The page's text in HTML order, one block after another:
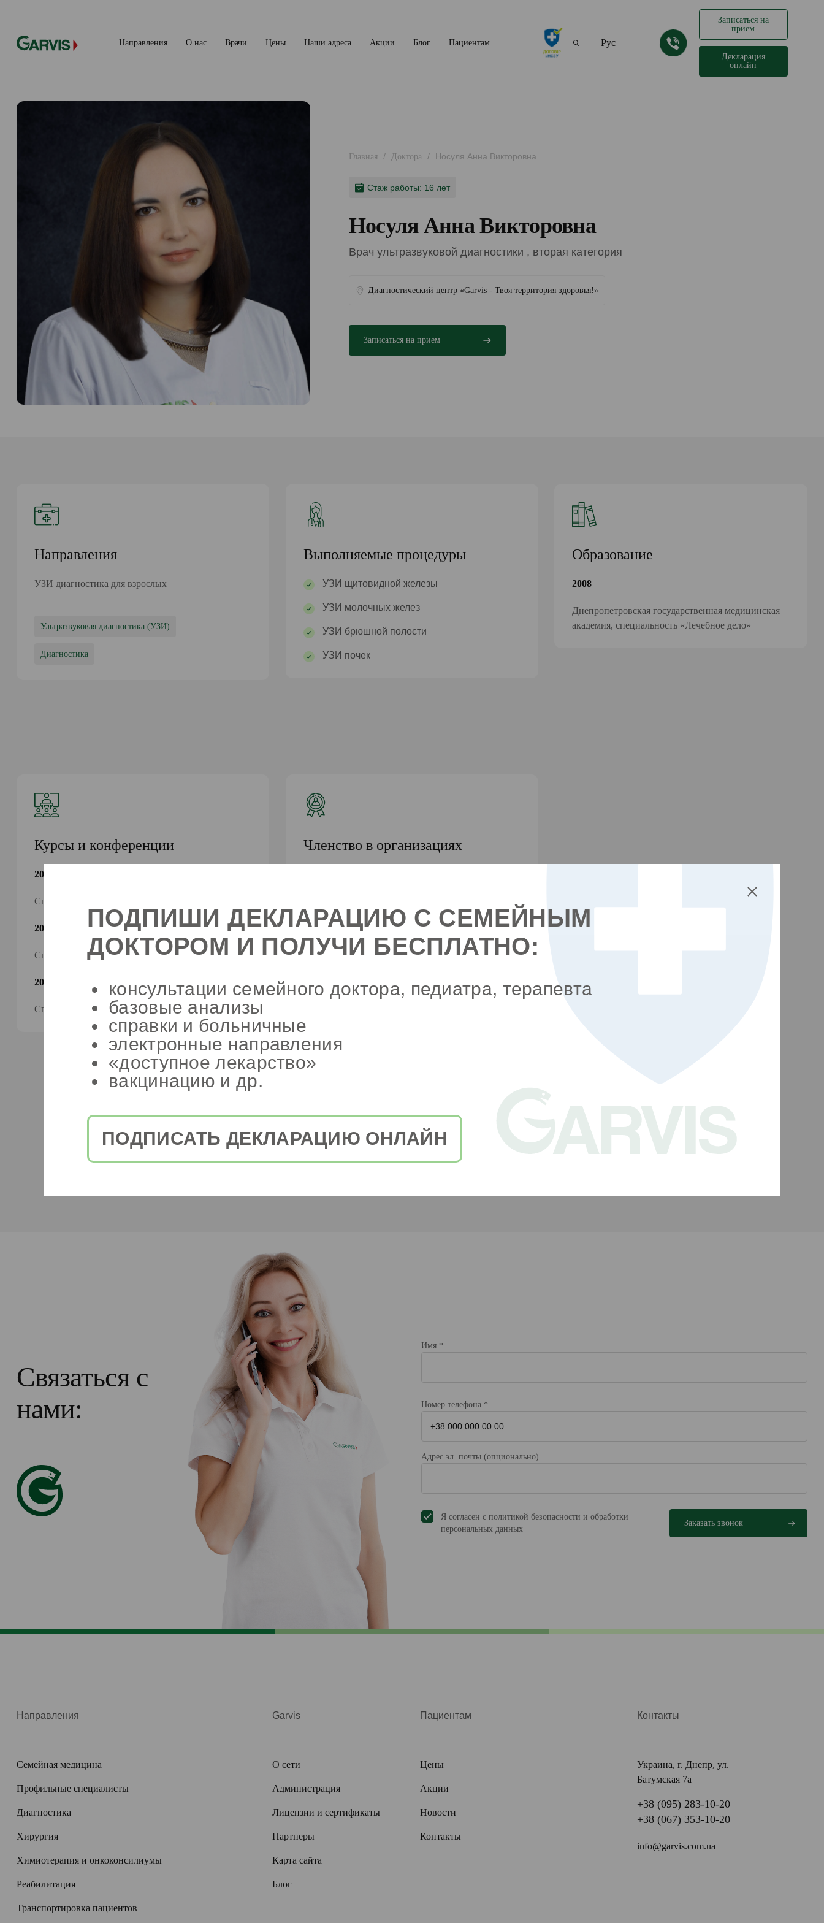
Направления О нас Врачи Цены Наши адреса Акции Блог Пациентам Рус
Записаться на
прием
Декларация
онлайн
Главная / Доктора / Носуля Анна Викторовна
Стаж работы: 16 лет
Носуля Анна Викторовна
Врач ультразвуковой диагностики , вторая категория
Диагностический центр «Garvis - Твоя территория здоровья!»
Записаться на прием
Направления
УЗИ диагностика для взрослых
Ультразвуковая диагностика (УЗИ)
Диагностика
Выполняемые процедуры
УЗИ щитовидной железы
УЗИ молочных желез
УЗИ брюшной полости
УЗИ почек
Образование
2008
Днепропетровская государственная медицинская
академия, специальность «Лечебное дело»
Курсы и конференции
2010
Специализация «Радиология»
2010
Специализация «Рентгенология»
2014
Специализация «Ультразвуковая диагностика»
Членство в организациях
Связаться с
нами:
Имя *
Номер телефона *
Адрес эл. почты (опционально)
Я согласен с политикой безопасности и обработки
персональных данных
Направления
Семейная медицина
Профильные специалисты
Диагностика
Хирургия
Химиотерапия и онкоконсилиумы
Реабилитация
Транспортировка пациентов
Garvis
О сети
Администрация
Лицензии и сертификаты
Партнеры
Карта сайта
Блог
Пациентам
Цены
Акции
Новости
Контакты
Контакты
Украина, г. Днепр, ул.
Батумская 7а
+38 (095) 283-10-20
+38 (067) 353-10-20
info@garvis.com.ua
ПОДПИШИ ДЕКЛАРАЦИЮ С СЕМЕЙНЫМ
ДОКТОРОМ И ПОЛУЧИ БЕСПЛАТНО:
консультации семейного доктора, педиатра, терапевта
базовые анализы
справки и больничные
электронные направления
«доступное лекарство»
вакцинацию и др.
ПОДПИСАТЬ ДЕКЛАРАЦИЮ ОНЛАЙН